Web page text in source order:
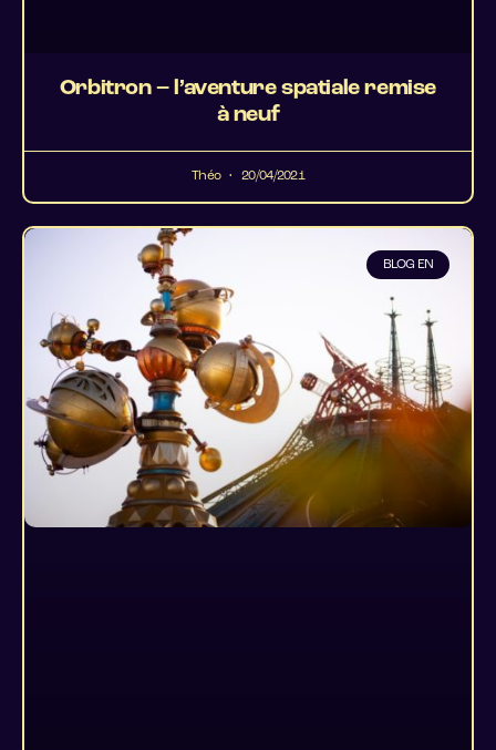
Orbitron – l’aventure spatiale remise
à neuf
Théo 20/04/2021
BLOG EN